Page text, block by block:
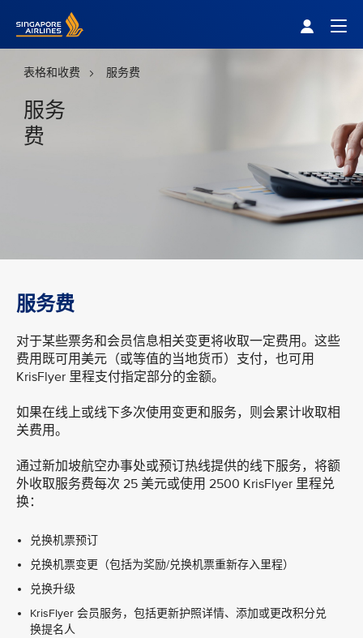
表格和收费 服务费
服务
费
服务费
对于某些票务和会员信息相关变更将收取一定费用。这些
费用既可用美元（或等值的当地货币）支付，也可用
KrisFlyer 里程支付指定部分的金额。
如果在线上或线下多次使用变更和服务，则会累计收取相
关费用。
通过新加坡航空办事处或预订热线提供的线下服务，将额
外收取服务费每次 25 美元或使用 2500 KrisFlyer 里程兑
换：
兑换机票预订
兑换机票变更（包括为奖励/兑换机票重新存入里程）
兑换升级
KrisFlyer 会员服务，包括更新护照详情、添加或更改积分兑
换提名人